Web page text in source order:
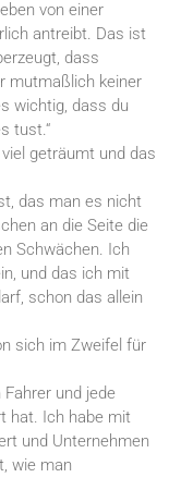
von einer
antreibt. Das ist
dass
mutmaßlich keiner
wichtig, dass du
tust.“
geträumt und das
das man es nicht
an die Seite die
Schwächen. Ich
und das ich mit
schon das allein
sich im Zweifel für
Fahrer und jede
hat. Ich habe mit
und Unternehmen
wie man